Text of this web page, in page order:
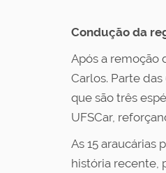
Condução da
Após a remoção
Carlos. Parte
que são três
UFSCar,
As 15 araucárias
história recente,